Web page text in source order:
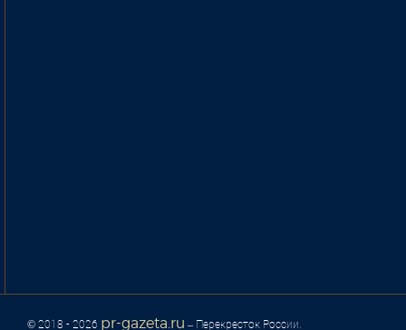
© 2018 - 2026 pr-gazeta.ru – Перекресток России.